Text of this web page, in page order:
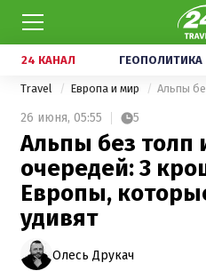
24 КАНАЛ ГЕОПОЛИТИКА
Travel Европа и мир
26 июня, 05:55 5
Альпы без толп
очередей: 3
Европы,
удивят
Олесь Друкач